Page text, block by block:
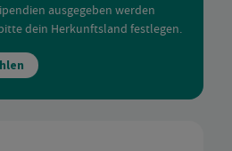
ausgegeben werden
dein Herkunftsland festlegen.